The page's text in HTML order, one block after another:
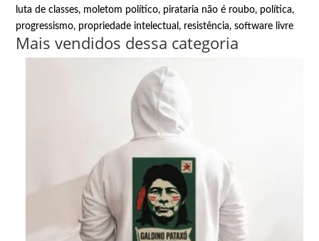
luta de classes, moletom político, pirataria não é roubo, política,
progressismo, propriedade intelectual, resistência,software livre
Mais vendidos dessa categoria